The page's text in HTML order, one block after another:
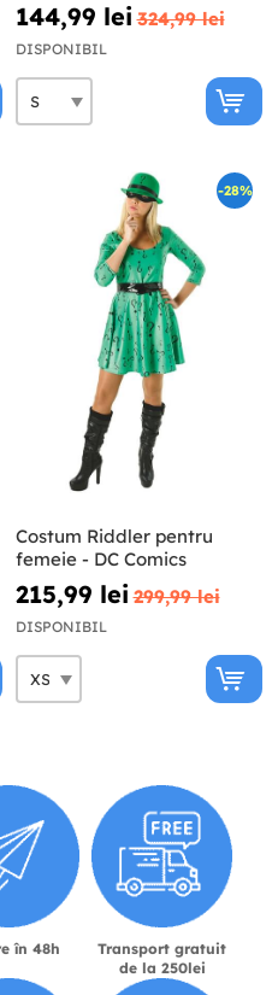
144,99 lei 324,99 lei
DISPONIBIL
-28%
Costum Riddler pentru
femeie - DC Comics
215,99 lei 299,99 lei
DISPONIBIL
în 48h
Transport gratuit
de la 250lei